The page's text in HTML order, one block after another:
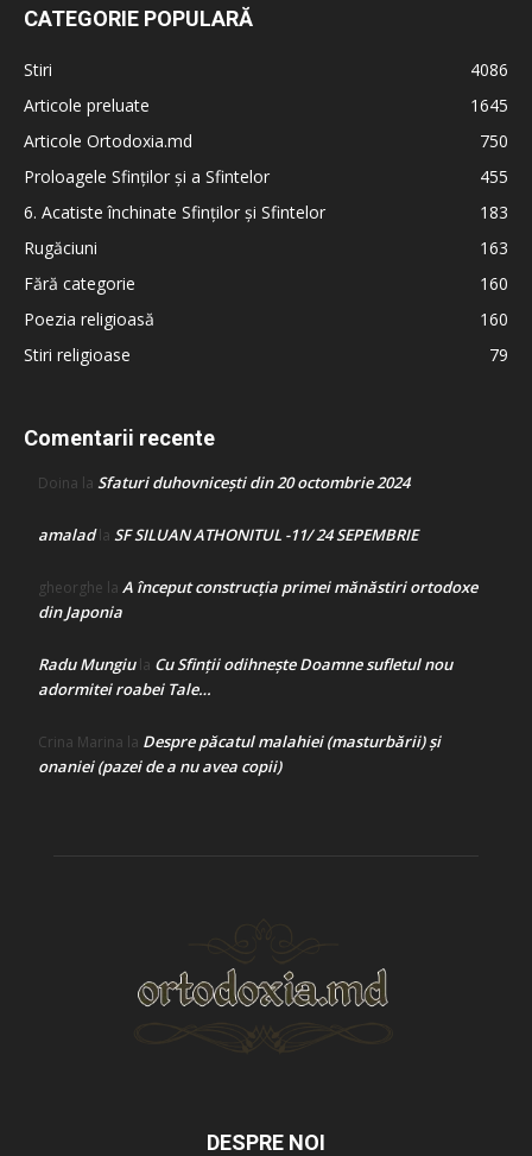
CATEGORIE POPULARĂ
Stiri
4086
Articole preluate
1645
Articole Ortodoxia.md
750
Proloagele Sfinților și a Sfintelor
455
6. Acatiste închinate Sfinților și Sfintelor
183
Rugăciuni
163
Fără categorie
160
Poezia religioasă
160
Stiri religioase
79
Comentarii recente
Doina la Sfaturi duhovnicești din 20 octombrie 2024
amaladla SF SILUAN ATHONITUL -11/ 24 SEPEMBRIE
gheorghe la A început construcţia primei mănăstiri ortodoxe
din Japonia
Radu Mungiula Cu Sfinții odihnește Doamne sufletul nou
adormitei roabei Tale…
Crina Marina la Despre păcatul malahiei (masturbării) şi
onaniei (pazei de a nu avea copii)
DESPRE NOI